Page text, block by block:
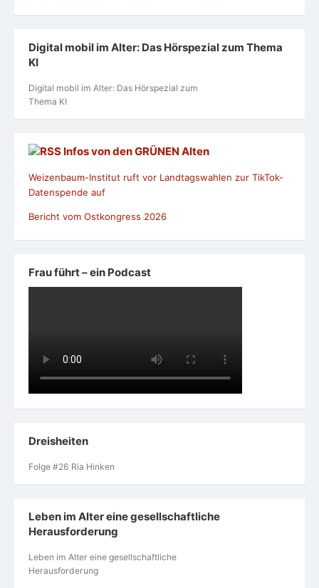
Digital mobil im Alter: Das Hörspezial zum Thema
KI
Digital mobil im Alter: Das Hörspezial zum
Thema KI
Infos von den GRÜNEN Alten
Weizenbaum-Institut ruft vor Landtagswahlen zur TikTok-
Datenspende auf
Bericht vom Ostkongress 2026
Frau führt – ein Podcast
Dreisheiten
Folge #26 Ria Hinken
Leben im Alter eine gesellschaftliche
Herausforderung
Leben im Alter eine gesellschaftliche
Herausforderung